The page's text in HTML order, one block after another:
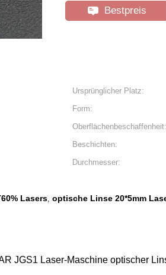
Bestpreis
Ursprünglicher Platz:
Form:
Oberflächenbeschaffenheit:
Beschichten:
Durchmesser:
Lasers, optische Linse 20*5mm
JGS1 Laser-Maschine optischer